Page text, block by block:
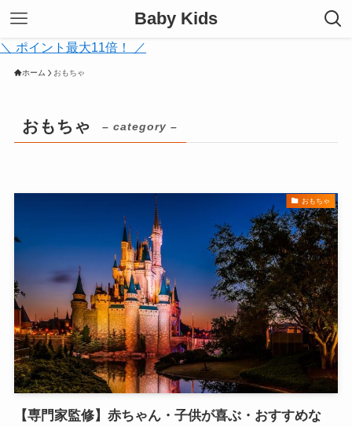
Baby Kids
＼ ポイント最大11倍！ ／
ホーム おもちゃ
おもちゃ – category –
おもちゃ
【専門家監修】赤ちゃん・子供が喜ぶ・おすすめな